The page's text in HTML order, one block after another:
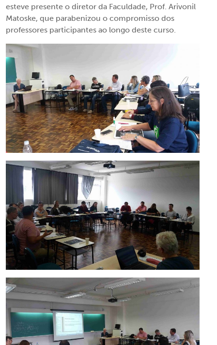
esteve presente o diretor da Faculdade, Prof. Arivonil
Matoske, que parabenizou o compromisso dos
professores participantes ao longo deste curso.